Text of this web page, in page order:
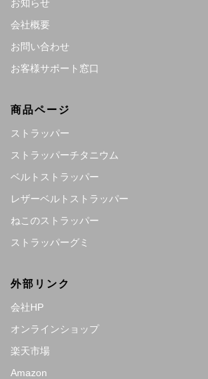
お知らせ
会社概要
お問い合わせ
お客様サポート窓口
商品ページ
ストラッパー
ストラッパーチタニウム
ベルトストラッパー
レザーベルトストラッパー
ねこのストラッパー
ストラッパーグミ
外部リンク
会社HP
オンラインショップ
楽天市場
Amazon